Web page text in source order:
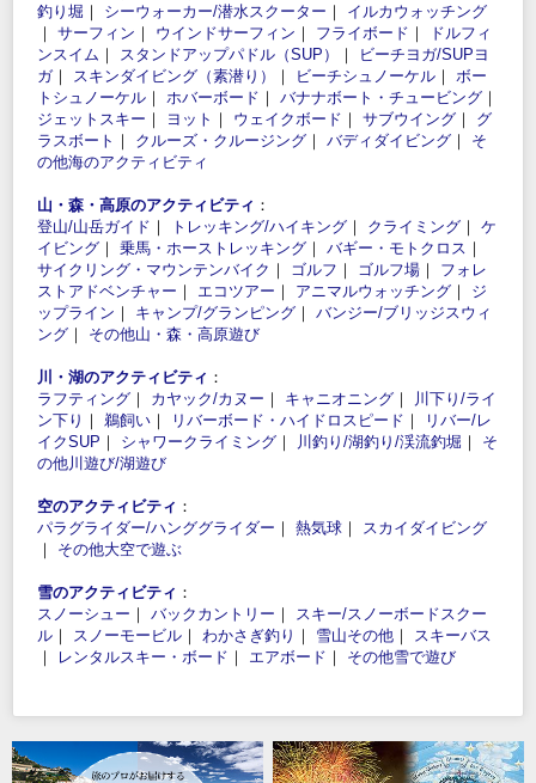
釣り堀 ｜ シーウォーカー/潜水スクーター ｜ イルカウォッチング
｜ サーフィン ｜ ウインドサーフィン ｜ フライボード ｜
ドルフィ
ンスイム ｜ スタンドアップパドル（SUP） ｜
ビーチヨガ/SUPヨ
ガ｜ スキンダイビング（素潜り） ｜ ビーチシュノーケル ｜ ボー
トシュノーケル ｜ ホバーボード ｜ バナナボート・チュービング ｜
ジェットスキー ｜ ヨット ｜ ウェイクボード ｜ サブウイング ｜ グ
ラスボート ｜ クルーズ・クルージング ｜ バディダイビング ｜ そ
の他海のアクティビティ
山・森・高原のアクティビティ ：
登山/山岳ガイド ｜ トレッキング/ハイキング ｜ クライミング ｜ ケ
イビング ｜ 乗馬・ホーストレッキング ｜ バギー・モトクロス ｜
サイクリング・マウンテンバイク ｜ ゴルフ ｜ ゴルフ場 ｜ フォレ
ストアドベンチャー ｜ エコツアー ｜ アニマルウォッチング ｜ ジ
ップライン ｜ キャンプ/グランピング ｜ バンジー/ブリッジスウィ
ング ｜ その他山・森・高原遊び
川・湖のアクティビティ ：
ラフティング ｜ カヤック/カヌー ｜ キャニオニング ｜
川下り/ライ
ン下り ｜ 鵜飼い ｜ リバーボード・ハイドロスピード ｜
リバー/レ
イクSUP ｜ シャワークライミング ｜ 川釣り/湖釣り/渓流釣堀 ｜ そ
の他川遊び/湖遊び
空のアクティビティ ：
パラグライダー/ハンググライダー ｜ 熱気球 ｜
スカイダイビング
｜ その他大空で遊ぶ
雪のアクティビティ ：
スノーシュー ｜ バックカントリー ｜
スキー/スノーボードスクー
ル ｜ スノーモービル ｜ わかさぎ釣り ｜ 雪山その他 ｜
スキーバス
｜
レンタルスキー・ボード ｜ エアボード ｜ その他雪で遊び